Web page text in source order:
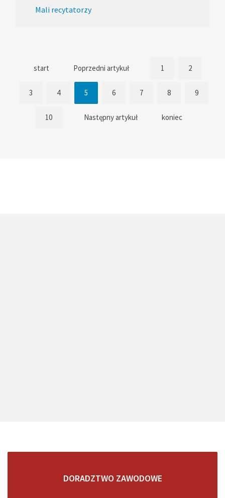
Mali recytatorzy
start Poprzedni artykuł 1 2
3 4 5 6 7 8 9
10 Następny artykuł koniec
DORADZTWO ZAWODOWE